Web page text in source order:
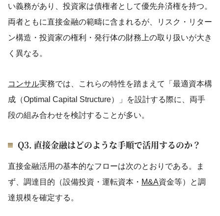
い義務があり、投資家は債権者として優先弁済権を持つ。
両者ともに直接金融の範疇に含まれるが、リスク・リター
ン構造・投資家の権利・発行体の財務上の取り扱いが大き
く異なる。
コンサル実務では、これらの特性を踏まえて「最適資本構
成（Optimal Capital Structure）」を設計する際に、両手
段の組み合わせを検討することが多い。
Q3. 直接金融はどのような手順で活用するのか？
直接金融活用の基本的なフローは次のとおりである。ま
ず、調達目的（設備投資・運転資本・ M&A資金等）と調
達規模を確定する。